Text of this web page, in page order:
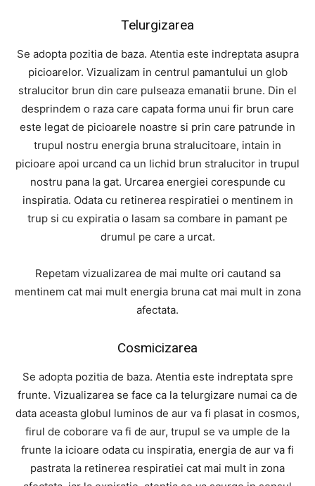
Telurgizarea
Se adopta pozitia de baza. Atentia este indreptata asupra
picioarelor. Vizualizam in centrul pamantului un glob
stralucitor brun din care pulseaza emanatii brune. Din el
desprindem o raza care capata forma unui fir brun care
este legat de picioarele noastre si prin care patrunde in
trupul nostru energia bruna stralucitoare, intain in
picioare apoi urcand ca un lichid brun stralucitor in trupul
nostru pana la gat. Urcarea energiei corespunde cu
inspiratia. Odata cu retinerea respiratiei o mentinem in
trup si cu expiratia o lasam sa combare in pamant pe
drumul pe care a urcat.
Repetam vizualizarea de mai multe ori cautand sa
mentinem cat mai mult energia bruna cat mai mult in zona
afectata.
Cosmicizarea
Se adopta pozitia de baza. Atentia este indreptata spre
frunte. Vizualizarea se face ca la telurgizare numai ca de
data aceasta globul luminos de aur va fi plasat in cosmos,
firul de coborare va fi de aur, trupul se va umple de la
frunte la icioare odata cu inspiratia, energia de aur va fi
pastrata la retinerea respiratiei cat mai mult in zona